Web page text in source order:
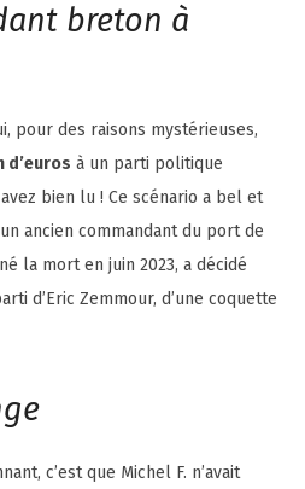
breton à
pour des raisons mystérieuses,
d’euros à un parti politique
bien lu ! Ce scénario a bel et
ancien commandant du port de
la mort en juin 2023, a décidé
d’Eric Zemmour, d’une coquette
c’est que Michel F. n’avait